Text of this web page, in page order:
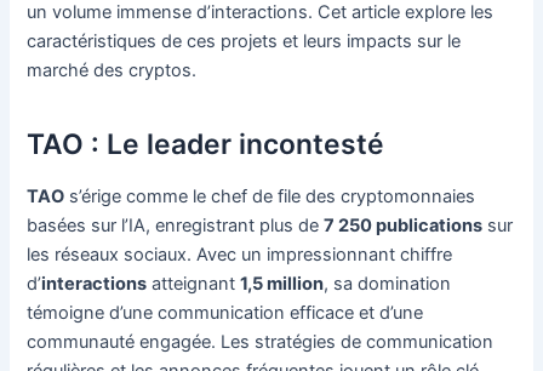
un volume immense d’interactions. Cet article explore les
caractéristiques de ces projets et leurs impacts sur le
marché des cryptos.
TAO : Le leader incontesté
TAO s’érige comme le chef de file des cryptomonnaies
basées sur l’IA, enregistrant plus de7 250 publications sur
les réseaux sociaux. Avec un impressionnant chiffre
d’interactions atteignant1,5 million, sa domination
témoigne d’une communication efficace et d’une
communauté engagée. Les stratégies de communication